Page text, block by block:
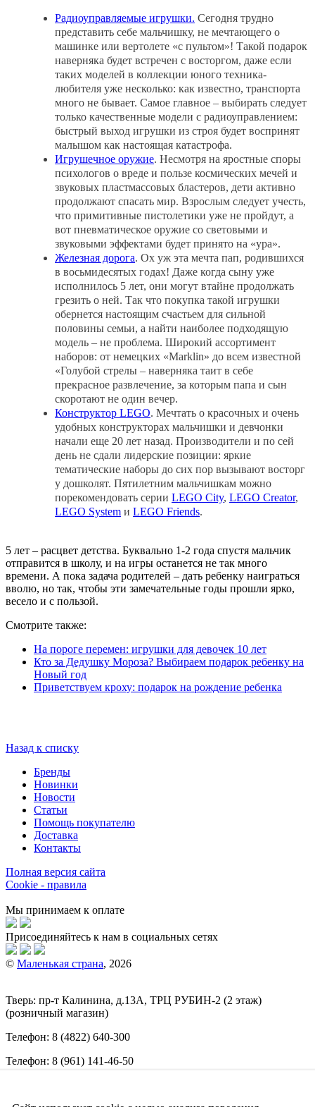
Радиоуправляемые игрушки. Сегодня трудно
представить себе мальчишку, не мечтающего о
машинке или вертолете «с пультом»! Такой подарок
наверняка будет встречен с восторгом, даже если
таких моделей в коллекции юного техника-
любителя уже несколько: как известно, транспорта
много не бывает. Самое главное – выбирать следует
только качественные модели с радиоуправлением:
быстрый выход игрушки из строя будет воспринят
малышом как настоящая катастрофа.
Игрушечное оружие. Несмотря на яростные споры
психологов о вреде и пользе космических мечей и
звуковых пластмассовых бластеров, дети активно
продолжают спасать мир. Взрослым следует учесть,
что примитивные пистолетики уже не пройдут, а
вот пневматическое оружие со световыми и
звуковыми эффектами будет принято на «ура».
Железная дорога. Ох уж эта мечта пап, родившихся
в восьмидесятых годах! Даже когда сыну уже
исполнилось 5 лет, они могут втайне продолжать
грезить о ней. Так что покупка такой игрушки
обернется настоящим счастьем для сильной
половины семьи, а найти наиболее подходящую
модель – не проблема. Широкий ассортимент
наборов: от немецких «Marklin» до всем известной
«Голубой стрелы – наверняка таит в себе
прекрасное развлечение, за которым папа и сын
скоротают не один вечер.
Конструктор LEGO. Мечтать о красочных и очень
удобных конструкторах мальчишки и девчонки
начали еще 20 лет назад. Производители и по сей
день не сдали лидерские позиции: яркие
тематические наборы до сих пор вызывают восторг
у дошколят. Пятилетним мальчишкам можно
порекомендовать серии LEGO City, LEGO Creator,
LEGO System и LEGO Friends.
5 лет – расцвет детства. Буквально 1-2 года спустя мальчик
отправится в школу, и на игры останется не так много
времени. А пока задача родителей – дать ребенку наиграться
вволю, но так, чтобы эти замечательные годы прошли ярко,
весело и с пользой.
Смотрите также:
На пороге перемен: игрушки для девочек 10 лет
Кто за Дедушку Мороза? Выбираем подарок ребенку на
Новый год
Приветствуем кроху: подарок на рождение ребенка
Назад к списку
Бренды
Новинки
Новости
Статьи
Помощь покупателю
Доставка
Контакты
Полная версия сайта
Cookie - правила
Мы принимаем к оплате
Присоединяйтесь к нам в социальных сетях
© Маленькая страна, 2026
Тверь: пр-т Калинина, д.13А, ТРЦ РУБИН-2 (2 этаж)
(розничный магазин)
Телефон: 8 (4822) 640-300
Телефон: 8 (961) 141-46-50